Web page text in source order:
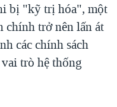
bị "kỹ trị hóa", một
chính trở nên lấn át
các chính sách
trò hệ thống